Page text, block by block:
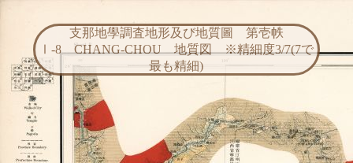
支那地學調査地形及び地質圖 第壱帙
Ⅰ-8 CHANG-CHOU 地質図 ※精細度3/7(7で
最も精細)